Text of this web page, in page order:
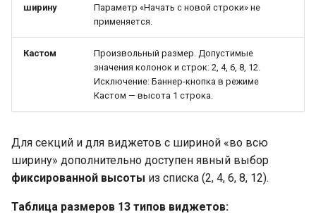
ширину
Параметр «Начать с новой строки» не
применяется.
Кастом
Произвольный размер. Допустимые
значения колонок и строк: 2, 4, 6, 8, 12.
Исключение: Баннер-кнопка в режиме
Кастом — высота 1 строка.
Для секций и для виджетов с шириной «во всю
ширину» дополнительно доступен явный выбор
фиксированной высоты из списка (2, 4, 6, 8, 12).
Таблица размеров 13 типов виджетов: